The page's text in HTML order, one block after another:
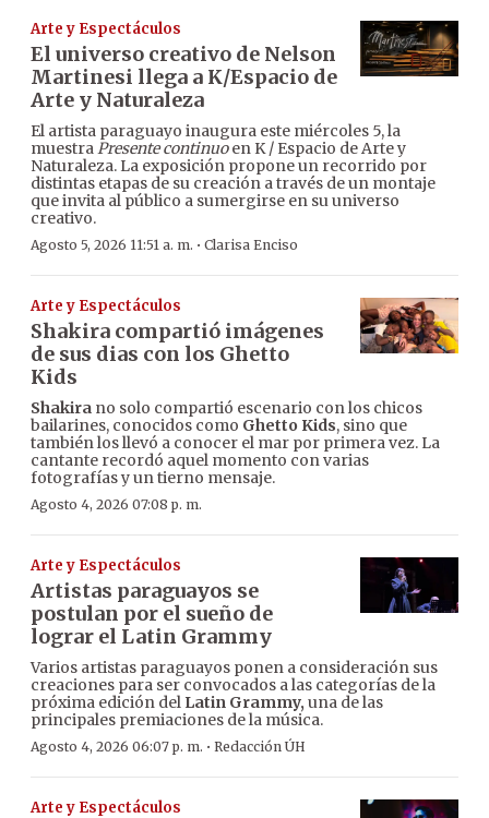
Arte y Espectáculos
El universo creativo de Nelson
Martinesi llega a K/Espacio de
Arte y Naturaleza
El artista paraguayo inaugura este miércoles 5, la
muestraPresente continuoen K / Espacio de Arte y
Naturaleza. La exposición propone un recorrido por
distintas etapas de su creación a través de un montaje
que invita al público a sumergirse en su universo
creativo.
Agosto 5, 2026 11:51 a. m. · Clarisa Enciso
Arte y Espectáculos
Shakira compartió imágenes
de sus dias con los Ghetto
Kids
Shakira no solo compartió escenario con los chicos
bailarines, conocidos como Ghetto Kids, sino que
también los llevó a conocer el mar por primera vez. La
cantante recordó aquel momento con varias
fotografías y un tierno mensaje.
Agosto 4, 2026 07:08 p. m.
Arte y Espectáculos
Artistas paraguayos se
postulan por el sueño de
lograr el Latin Grammy
Varios artistas paraguayos ponen a consideración sus
creaciones para ser convocados a las categorías de la
próxima edición del Latin Grammy, una de las
principales premiaciones de la música.
Agosto 4, 2026 06:07 p. m. · Redacción ÚH
Arte y Espectáculos